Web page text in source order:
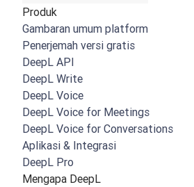
Produk
Gambaran umum platform
Penerjemah versi gratis
DeepL API
DeepL Write
DeepL Voice
DeepL Voice for Meetings
DeepL Voice for Conversations
Aplikasi & Integrasi
DeepL Pro
Mengapa DeepL